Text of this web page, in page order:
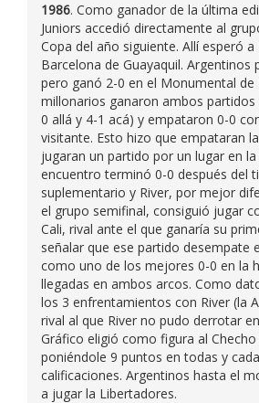
1986. Como ganador de la última
Juniors accedió directamente al
Copa del año siguiente. Allí esperó a
Barcelona de Guayaquil. Argentinos
pero ganó 2-0 en el Monumental de
millonarios ganaron ambos partidos
0 allá y 4-1 acá) y empataron 0-0
visitante. Esto hizo que empataran
jugaran un partido por un lugar en la
encuentro terminó 0-0 después del
suplementario y River, por mejor
el grupo semifinal, consiguió jugar
Cali, rival ante el que ganaría su
señalar que ese partido desempate
como uno de los mejores 0-0 en la
llegadas en ambos arcos. Como
los 3 enfrentamientos con River (la
rival al que River no pudo derrotar
Gráfico eligió como figura al
poniéndole 9 puntos en todas y
calificaciones. Argentinos hasta el
a jugar la Libertadores.